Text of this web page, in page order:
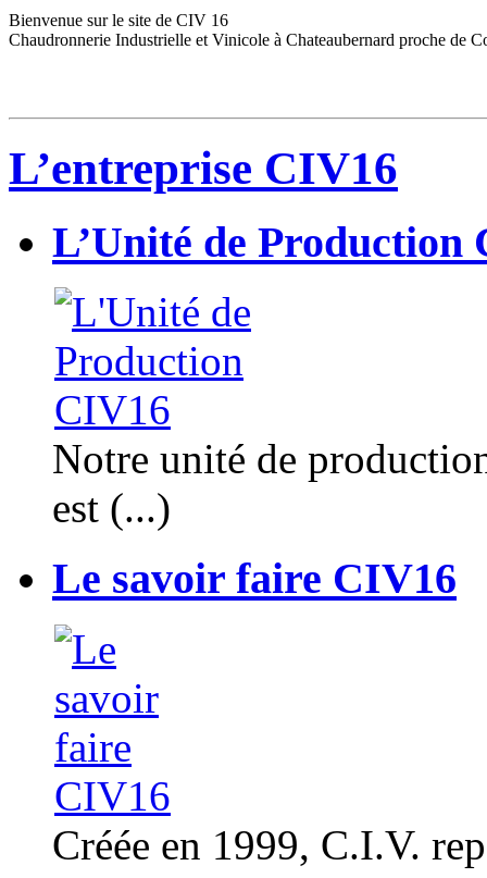
Bienvenue sur le site de CIV 16
Chaudronnerie Industrielle et Vinicole à Chateaubernard proche de
L’entreprise CIV16
L’Unité de Production
Notre unité de
est (...)
Le savoir faire CIV16
Créée en 1999, C.I.V.